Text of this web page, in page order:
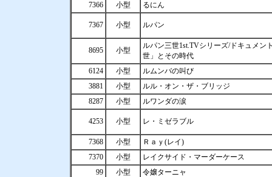
7366
小型 るにん
7367 小型 ルパン
8695 小型
ルパン三世1st.TVシリーズ/ドキュメン
世」とその時代
6124
小型
ルムンバの叫び
3881
小型
ルル・オン・ザ・ブリッジ
8287
小型 ルワンダの涙
4253 小型 レ・ミゼラブル
7368 小型
Ｒａｙ(レイ)
7370
小型
レイクサイド・マーダーケース
99
小型
令嬢ターニャ